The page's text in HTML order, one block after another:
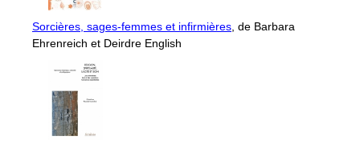
Sorcières, sages-femmes et infirmières , de Barbara
Ehrenreich et Deirdre English